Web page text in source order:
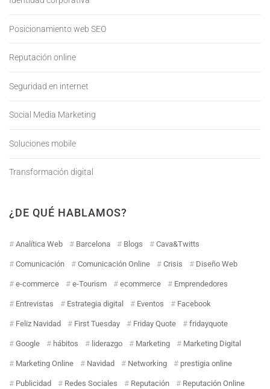
Posicionamiento web SEO
Reputación online
Seguridad en internet
Social Media Marketing
Soluciones mobile
Transformación digital
¿DE QUÉ HABLAMOS?
Analítica Web Barcelona Blogs Cava&Twitts
Comunicación Comunicación Online Crisis Diseño Web
e-commerce e-Tourism ecommerce Emprendedores
Entrevistas Estrategia digital Eventos Facebook
Feliz Navidad First Tuesday Friday Quote fridayquote
Google hábitos liderazgo Marketing Marketing Digital
Marketing Online Navidad Networking prestigia online
Publicidad Redes Sociales Reputación Reputación Online